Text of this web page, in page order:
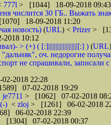
777l > [1044] 18-09-2018 09:43
числится 30 ГБ.. Выжать
18-09-2018 11:20
новость) (URL) < Prizer>
10:12
> (+) ( [:]||||||||||||||||||||[:] ) (URL
оч. недорогие
не спрашивали,
2018 22:28
07-02-2018 19:29
je7711 > [1062] 07-02-2018
) < zloj > [1261] 06-02-2018
06-02-2018 22:39
[1304] 07-02-2018 00:37